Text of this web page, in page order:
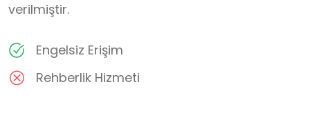
verilmiştir.
Engelsiz Erişim
Rehberlik Hizmeti